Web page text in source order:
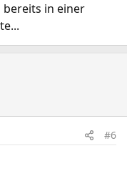
bereits in einer
#6